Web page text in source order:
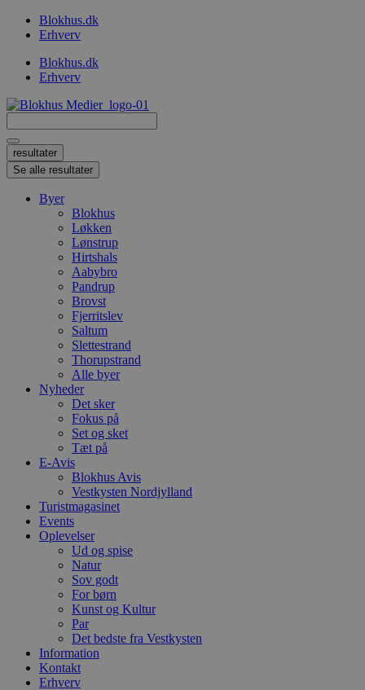
VidereBlokhus.dk
Erhverv
Blokhus.dk
Erhverv
...
resultater
Se alle resultater
Byer
Blokhus
Løkken
Lønstrup
Hirtshals
Aabybro
Pandrup
Brovst
Fjerritslev
Saltum
Slettestrand
Thorupstrand
Alle byer
Nyheder
Det sker
Fokus på
Set og sket
Tæt på
E-Avis
Blokhus Avis
Vestkysten Nordjylland
Turistmagasinet
Events
Oplevelser
Ud og spise
Natur
Sov godt
For børn
Kunst og Kultur
Par
Det bedste fra Vestkysten
Information
Kontakt
Erhverv